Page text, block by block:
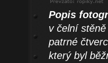
Popis
v čelní
patrné
který byl